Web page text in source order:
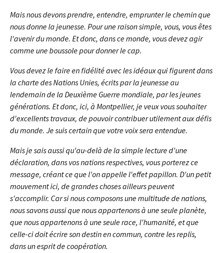
Mais nous devons prendre, entendre, emprunter le chemin que
nous donne la jeunesse. Pour une raison simple, vous, vous êtes
l'avenir du monde. Et donc, dans ce monde, vous devez agir
comme une boussole pour donner le cap.
Vous devez le faire en fidélité avec les idéaux qui figurent dans
la charte des Nations Unies, écrits par la jeunesse au
lendemain de la Deuxième Guerre mondiale, par les jeunes
générations. Et donc, ici, à Montpellier, je veux vous souhaiter
d'excellents travaux, de pouvoir contribuer utilement aux défis
du monde. Je suis certain que votre voix sera entendue.
Mais je sais aussi qu'au-delà de la simple lecture d'une
déclaration, dans vos nations respectives, vous porterez ce
message, créant ce que l'on appelle l'effet papillon. D'un petit
mouvement ici, de grandes choses ailleurs peuvent
s'accomplir. Car si nous composons une multitude de nations,
nous savons aussi que nous appartenons à une seule planète,
que nous appartenons à une seule race, l'humanité, et que
celle-ci doit écrire son destin en commun, contre les replis,
dans un esprit de coopération.